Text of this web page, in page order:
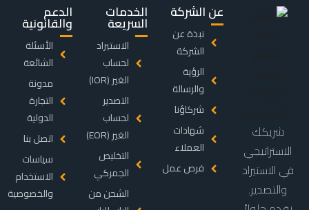
شريكك
الاستراتيجي
في الاستيراد
والتصدير.
عن الشركة
نبذة عن
الشركة
الرؤية
والرسالة
شركاؤنا
شهادات
العملاء
فرص عمل
الخدمات
السريعة
الاستيراد
لحساب
الغير (IOR)
التصدير
لحساب
الغير (EOR)
التخليص
الجمركي
الشحن من
الدعم
والقانونية
الأسئلة
الشائعة
مدونة
التجارة
الدولية
اتصل بنا
سياسات
الاستخدام
والخصوصية